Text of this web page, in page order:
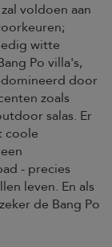
voldoen aan
witte
Po villa's,
door
zoals
salas. Er
coole
- precies
leven. En als
de Bang Po